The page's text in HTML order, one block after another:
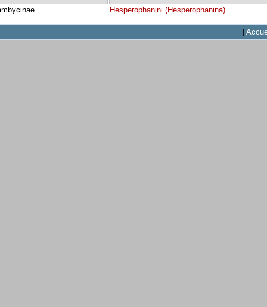
Hesperophanini (Hesperophanina)